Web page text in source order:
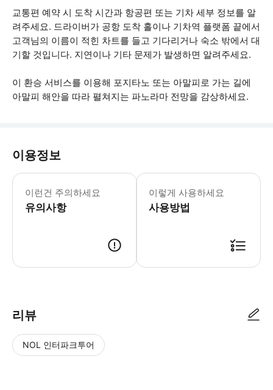
교통편 예약 시 도착 시간과 항공편 또는 기차 세부 정보를 알
려주세요. 드라이버가 공항 도착 홀이나 기차역 플랫폼 끝에서
고객님의 이름이 적힌 차트를 들고 기다리거나 숙소 밖에서 대
기할 것입니다. 지연이나 기타 문제가 발생하면 알려주세요.
이 환승 서비스를 이용해 포지타노 또는 아말피로 가는 길에
아말피 해안을 따라 펼쳐지는 파노라마 전망을 감상하세요.
이용정보
이런건 주의하세요
유의사항
- 출발지와 최종 항공편 또는 기차 세
이렇게 사용하세요
사용방법
리뷰
NOL 인터파크투어